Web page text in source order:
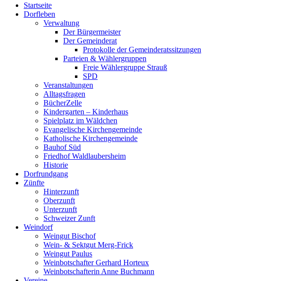
oben
scrollen
Startseite
Dorfleben
Verwaltung
Der Bürgermeister
Der Gemeinderat
Protokolle der Gemeinderatssitzungen
Parteien & Wählergruppen
Freie Wählergruppe Strauß
SPD
Veranstaltungen
Alltagsfragen
BücherZelle
Kindergarten – Kinderhaus
Spielplatz im Wäldchen
Evangelische Kirchengemeinde
Katholische Kirchengemeinde
Bauhof Süd
Friedhof Waldlaubersheim
Historie
Dorfrundgang
Zünfte
Hinterzunft
Oberzunft
Unterzunft
Schweizer Zunft
Weindorf
Weingut Bischof
Wein- & Sektgut Merg-Frick
Weingut Paulus
Weinbotschafter Gerhard Horteux
Weinbotschafterin Anne Buchmann